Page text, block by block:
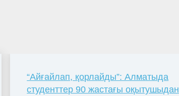
“Айғайлап, қорлайды”: Алматыда
студенттер 90 жастағы оқытушыдан